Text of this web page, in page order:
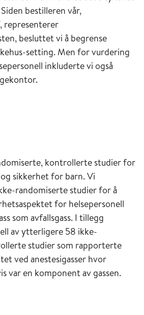
bestilleren vår,
representerer
besluttet vi å begrense
setting. Men for vurdering
inkluderte vi også
kontrollerte studier for
sikkerhet for barn. Vi
randomiserte studier for å
for helsepersonell
som avfallsgass. I tillegg
av ytterligere 58 ikke-
studier som rapporterte
ved anestesigasser hvor
var en komponent av gassen.